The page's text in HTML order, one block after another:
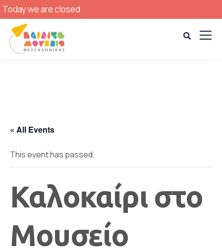
Today we are closed
« All Events
This event has passed.
Καλοκαίρι στο
Μουσείο